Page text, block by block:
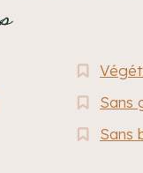
Sans
Sans